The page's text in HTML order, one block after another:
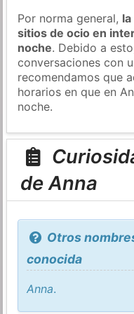
Por norma general,
sitios de ocio en
noche. Debido a
conversaciones con
recomendamos que
horarios en que en
noche.
de Anna
Otros
conocida
Anna.